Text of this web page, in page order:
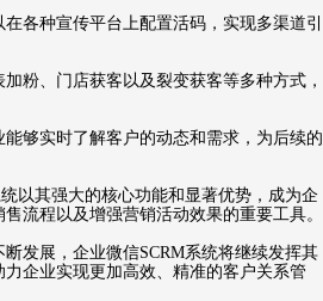
各种宣传平台上配置活码，实现多渠道引
粉、门店获客以及裂变获客等多种方式，
够实时了解客户的动态和需求，为后续的
以其强大的核心功能和显著优势，成为企
流程以及增强营销活动效果的重要工具。
发展，企业微信SCRM系统将继续发挥其
企业实现更加高效、精准的客户关系管